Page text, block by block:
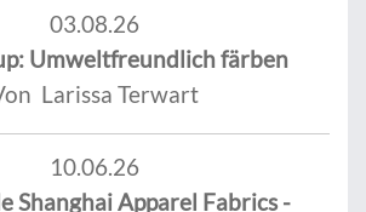
03.08.26
Umweltfreundlich färben
Larissa Terwart
10.06.26
Shanghai Apparel Fabrics -